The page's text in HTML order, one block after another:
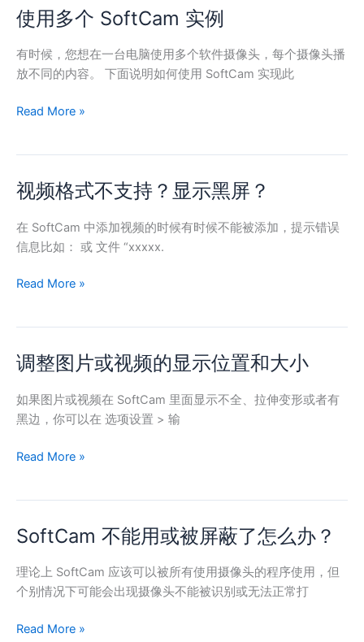
SoftCam
使用多个 SoftCam 实例
有时候，您想在一台电脑使用多个软件摄像头，每个摄像头播
放不同的内容。 下面说明如何使用 SoftCam 实现此
使
多
个
实
Read More »
视频格式不支持？显示黑屏？
在 SoftCam 中添加视频的时候有时候不能被添加，提示错误
信息比如： 或 文件 “xxxxx.
视
格
式
支
显
黑
Read More »
调整图片或视频的显示位置和大小
如果图片或视频在 SoftCam 里面显示不全、拉伸变形或者有
黑边，你可以在 选项设置 > 输
调
图
片
视
的
示
置
和
小
Read More »
SoftCam 不能用或被屏蔽了怎么办？
理论上 SoftCam 应该可以被所有使用摄像头的程序使用，但
个别情况下可能会出现摄像头不能被识别或无法正常打
SoftCam
能
用
被
Read More »